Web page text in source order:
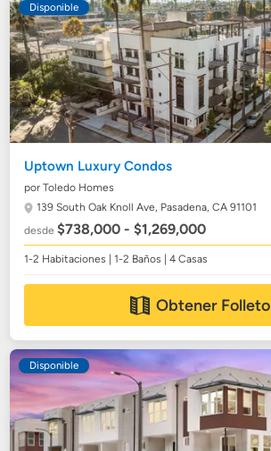
Disponible
Uptown Luxury Condos
por Toledo Homes
139 South Oak Knoll Ave, Pasadena, CA 91101
desde$738,000 - $1,269,000
1-2 Habitaciones | 1-2 Baños | 4 Casas
Obtener Folleto
Disponible